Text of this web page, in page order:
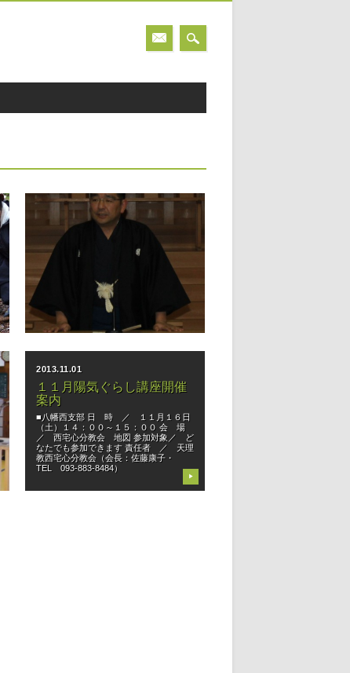
2014.04.04
ようぼくの集い 次々に開
催！
鞍直支部（筑紫大教会） 鞍直支部は３
月２日（日）、午後１時半から筑紫大教
会を会場に開催し、本部講師には中田善
亮先生（本部布教部長）にお越しいただ
きました。多くの参加者が集い、282名
を数えました。 中田先生より、今の
2013.11.01
１１月陽気ぐらし講座開催
案内
■八幡西支部 日 時 ／ １１月１６日
（土）１４：００～１５：００ 会 場
／ 西宅心分教会 地図 参加対象／ ど
なたでも参加できます 責任者 ／ 天理
教西宅心分教会（会長：佐藤康子・
TEL 093-883-8484）
▶